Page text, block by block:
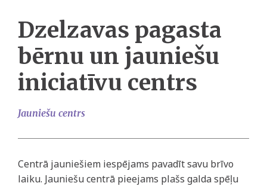
Dzelzavas pagasta
bērnu un jauniešu
iniciatīvu centrs
Jauniešu centrs
Centrā jauniešiem iespējams pavadīt savu brīvo
laiku. Jauniešu centrā pieejams plašs galda spēļu